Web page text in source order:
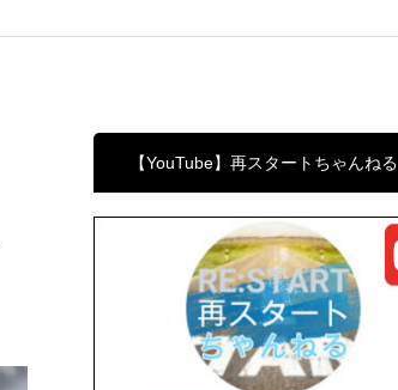
【YouTube】再スタートちゃんねる